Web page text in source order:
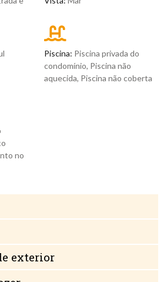
Piscina: Piscina privada do
condomínio, Piscina não
aquecida, Piscina não coberta
no
exterior